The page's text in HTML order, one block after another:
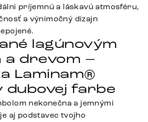
príjemnú a láskavú atmosféru,
a výnimočný dizajn
lagúnovým
a drevom –
Laminam®
dubovej farbe
nekonečna a jemnými
aj podstavec tvojho